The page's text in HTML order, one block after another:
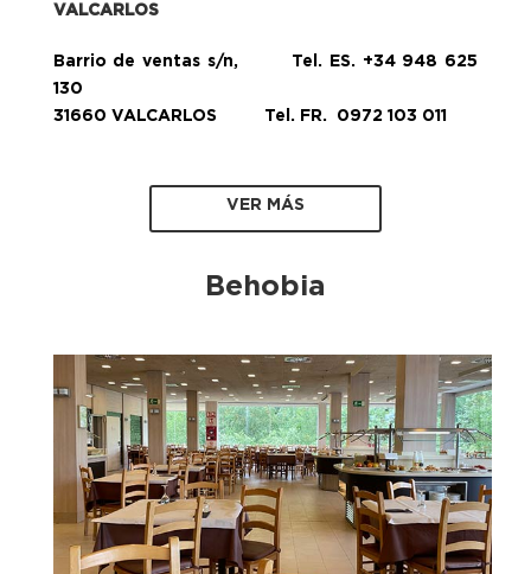
VALCARLOS
Barrio de ventas s/n, Tel. ES. +34 948 625
130
31660 VALCARLOS Tel. FR. 0972 103 011
VER MÁS
Behobia